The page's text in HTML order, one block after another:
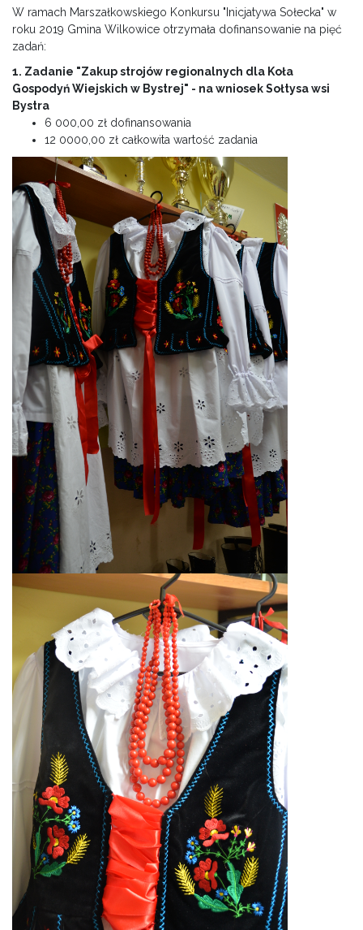
W ramach Marszałkowskiego Konkursu "Inicjatywa Sołecka" w
roku 2019 Gmina Wilkowice otrzymała dofinansowanie na pięć
zadań:
1. Zadanie "Zakup strojów regionalnych dla Koła
Gospodyń Wiejskich w Bystrej" - na wniosek Sołtysa wsi
Bystra
6 000,00 zł dofinansowania
12 0000,00 zł całkowita wartość zadania